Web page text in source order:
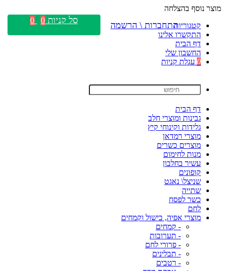
מוצר נוסף בהצלחה
קטגוריות
התקשרו אלינו
דף הבית
החשבון שלי
0 עגלת קניות
דף הבית
גבינות ומוצרי חלב
גלידות וקינוחי קיץ
מוצרי רמדאן
מוצרים כשרים
מנות לחימום
עשיר בחלבון
קופונים
שניצל\ נאגט
שתייה
כשר לפסח
לחם
מוצרי אפיה, בישול וקמחים
- קמחים
- תערובות
- פרורי לחם
- תבלינים
- רטבים
התחברות \ הרשמה סל קניות 0
0